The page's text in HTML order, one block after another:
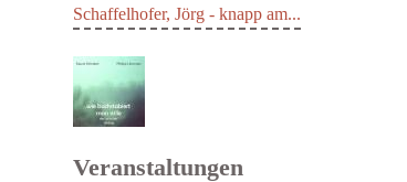
Schaffelhofer, Jörg - knapp am...
Veranstaltungen